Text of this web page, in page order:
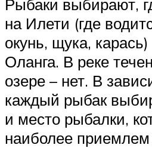
Рыбаки выбирают,
на Илети (где
окунь, щука,
Оланга. В реке
озере – нет. В
каждый рыбак
и место рыбалки,
наиболее приемлем